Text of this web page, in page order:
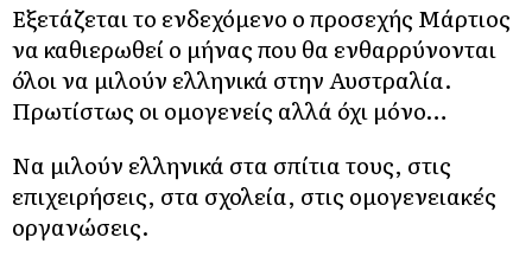
Εξετάζεται το ενδεχόμενο ο προσεχής Μάρτιος
να καθιερωθεί ο μήνας που θα ενθαρρύνονται
όλοι να μιλούν ελληνικά στην Αυστραλία.
Πρωτίστως οι ομογενείς αλλά όχι μόνο…
Να μιλούν ελληνικά στα σπίτια τους, στις
επιχειρήσεις, στα σχολεία, στις ομογενειακές
οργανώσεις.